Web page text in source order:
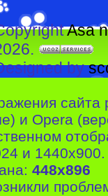
Asa
by
и Opera
и 1440x900.
448x896